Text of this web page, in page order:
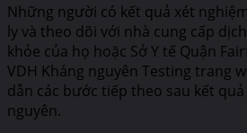
Những người có kết quả xét
ly và theo dõi với nhà cung cấp
khỏe của họ hoặc Sở Y tế Quận
VDH Kháng nguyên Testing trang
dẫn các bước tiếp theo sau kết
nguyên.